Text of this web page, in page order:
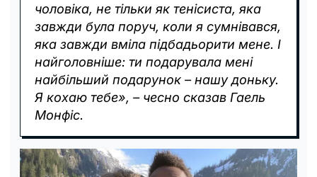
чоловіка, не тільки як тенісиста, яка
завжди була поруч, коли я сумнівався,
яка завжди вміла підбадьорити мене. І
найголовніше: ти подарувала мені
найбільший подарунок – нашу доньку.
Я кохаю тебе», – чесно сказав Гаель
Монфіс.